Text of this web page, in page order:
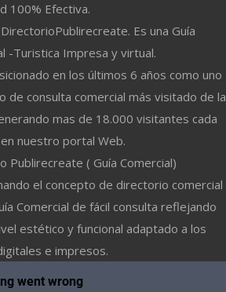
100% Efectiva.
Es una Guía
-Turistica Impresa y virtual.
en los últimos 6 años como uno
de consulta comercial más visitado de la
mas de 18.000 visitantes cada
nuestro portal Web.
Publirecreate ( Guía Comercial)
el concepto de directorio comercial
Comercial de fácil consulta reflejando
estético y funcional adaptado a los
e impresos.